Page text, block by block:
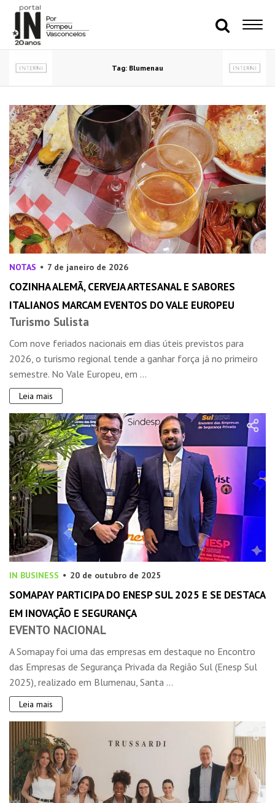
Tag: Blumenau
NOTAS 7 de janeiro de 2026
COZINHA ALEMÃ, CERVEJA ARTESANAL E SABORES
ITALIANOS MARCAM EVENTOS DO VALE EUROPEU
Turismo Sulista
Com nove feriados nacionais em dias úteis previstos para
2026, o turismo regional tende a ganhar força já no primeiro
semestre. No Vale Europeu, em ...
Leia mais
IN BUSINESS 20 de outubro de 2025
SOMAPAY PARTICIPA DO ENESP SUL 2025 E SE DESTACA
EM INOVAÇÃO E SEGURANÇA
EVENTO NACIONAL
A Somapay foi uma das empresas em destaque no Encontro
das Empresas de Segurança Privada da Região Sul (Enesp Sul
2025), realizado em Blumenau, Santa ...
Leia mais